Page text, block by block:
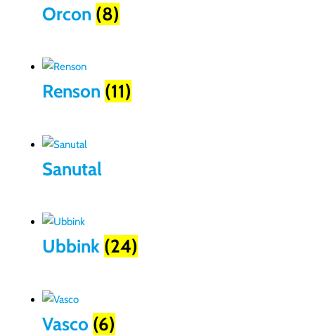
Orcon (8)
Renson (11)
Sanutal
Ubbink (24)
Vasco (6)